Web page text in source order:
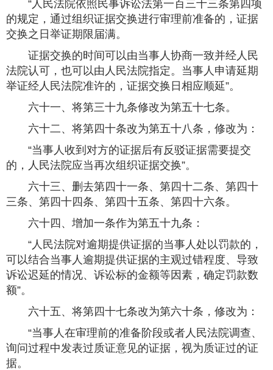
“人民法院依照民事诉讼法第一百三十三条第四项
的规定，通过组织证据交换进行审理前准备的，证据
交换之日举证期限届满。
证据交换的时间可以由当事人协商一致并经人民
法院认可，也可以由人民法院指定。当事人申请延期
举证经人民法院准许的，证据交换日相应顺延”。
六十一、将第三十九条修改为第五十七条。
六十二、将第四十条改为第五十八条，修改为：
“当事人收到对方的证据后有反驳证据需要提交
的，人民法院应当再次组织证据交换”。
六十三、删去第四十一条、第四十二条、第四十
三条、第四十四条、第四十五条、第四十六条。
六十四、增加一条作为第五十九条：
“人民法院对逾期提供证据的当事人处以罚款的，
可以结合当事人逾期提供证据的主观过错程度、导致
诉讼迟延的情况、诉讼标的金额等因素，确定罚款数
额”。
六十五、将第四十七条改为第六十条，修改为：
“当事人在审理前的准备阶段或者人民法院调查、
询问过程中发表过质证意见的证据，视为质证过的证
据。